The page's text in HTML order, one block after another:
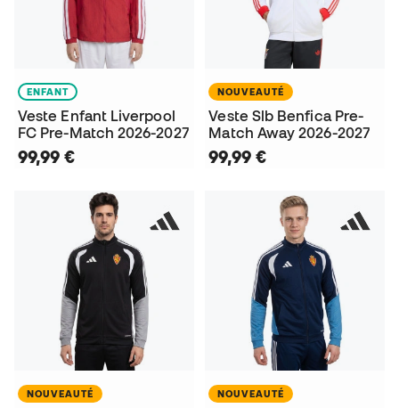
ENFANT
Veste Enfant Liverpool
FC Pre-Match 2026-2027
99,99 €
NOUVEAUTÉ
Veste Slb Benfica Pre-
Match Away 2026-2027
99,99 €
NOUVEAUTÉ NOUVEAUTÉ